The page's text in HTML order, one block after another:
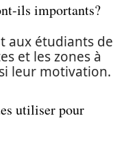
ils importants?
aux étudiants de
et les zones à
leur motivation.
utiliser pour